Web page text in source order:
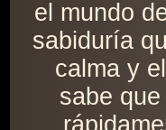
el mundo
sabiduría
calma y
sabe